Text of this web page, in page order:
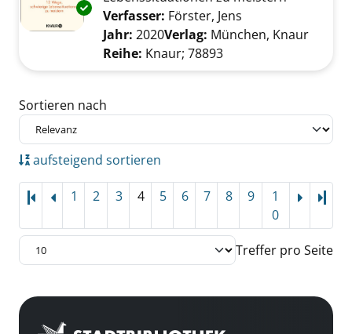
Exemplar-Details von Der kleine Krisenkiller
Verfasser: Förster, Jens
Jahr: 2020Verlag: München, Knaur
Reihe: Knaur; 78893
Zu den Suchfiltern springen
Sortieren nach
aufsteigend sortieren
1 2 3 4 5 6 7 8 9
1
0
Treffer pro Seite